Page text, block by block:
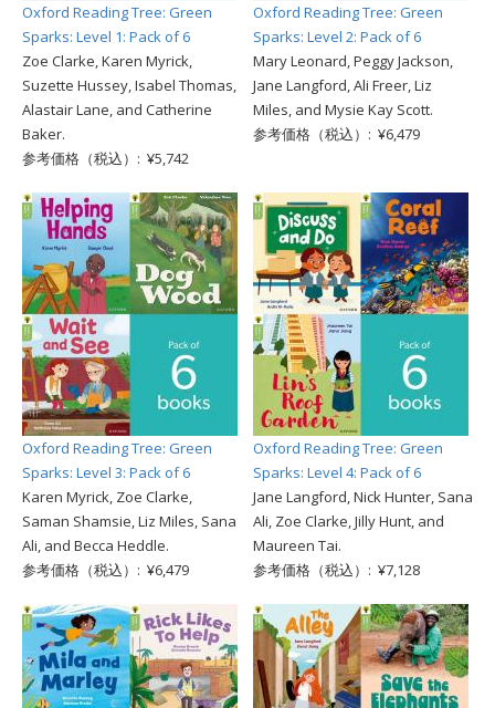
Oxford Reading Tree: Green
Sparks: Level 1: Pack of 6
Zoe Clarke, Karen Myrick,
Suzette Hussey, Isabel Thomas,
Alastair Lane, and Catherine
Baker.
参考価格（税込）: ¥5,742
Oxford Reading Tree: Green
Sparks: Level 2: Pack of 6
Mary Leonard, Peggy Jackson,
Jane Langford, Ali Freer, Liz
Miles, and Mysie Kay Scott.
参考価格（税込）: ¥6,479
Oxford Reading Tree: Green
Sparks: Level 3: Pack of 6
Karen Myrick, Zoe Clarke,
Saman Shamsie, Liz Miles, Sana
Ali, and Becca Heddle.
参考価格（税込）: ¥6,479
Oxford Reading Tree: Green
Sparks: Level 4: Pack of 6
Jane Langford, Nick Hunter, Sana
Ali, Zoe Clarke, Jilly Hunt, and
Maureen Tai.
参考価格（税込）: ¥7,128